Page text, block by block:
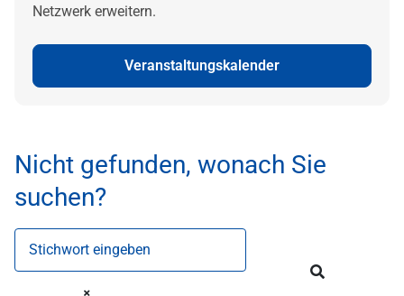
Netzwerk erweitern.
Veranstaltungskalender
Nicht gefunden, wonach Sie
suchen?
Stichwort eingeben